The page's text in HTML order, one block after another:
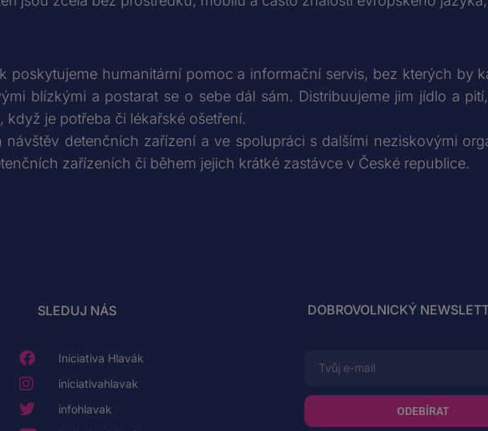
poskytujeme humanitární pomoc a informační servis, bez kterých by
blízkými a postarat se o sebe dál sám. Distribuujeme jim jídlo a
je potřeba či lékařské ošetření.
detenčních zařízení a ve spolupráci s dalšími neziskovými
zařízeních či během jejich krátké zastávce v České republice.
Iniciativa Hlavák
iniciativahlavak
infohlavak
SLEDUJ NÁS DOBROVOLNICKÝ
ODEBÍRAT